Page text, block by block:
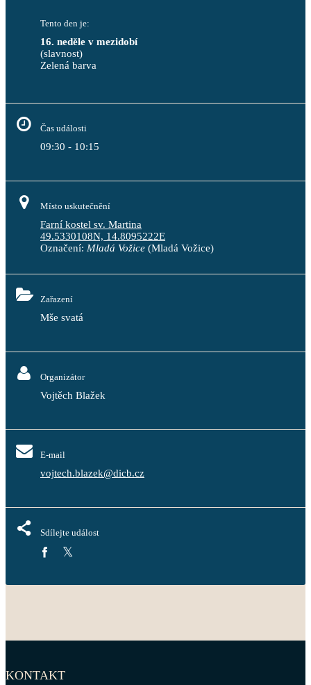
Tento den je:
16. neděle v mezidobí
(slavnost)
Zelená barva
Čas události
09:30 - 10:15
Místo uskutečnění
Farní kostel sv. Martina
49.5330108N, 14.8095222E
Označení: Mladá Vožice (Mladá Vožice)
Zařazení
Mše svatá
Organizátor
Vojtěch Blažek
E-mail
vojtech.blazek@dicb.cz
Sdílejte událost
KONTAKT